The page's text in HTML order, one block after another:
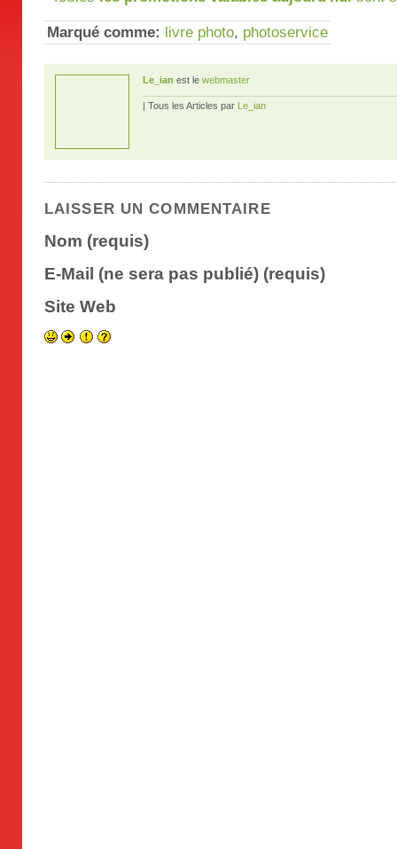
Marqué comme: livre photo, photoservice
Le_ian est le webmaster
| Tous les Articles par Le_ian
LAISSER UN COMMENTAIRE
Nom (requis)
E-Mail (ne sera pas publié) (requis)
Site Web